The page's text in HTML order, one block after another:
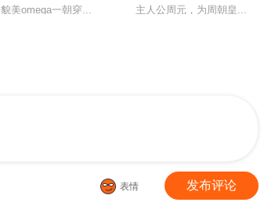
貌美omega一朝穿... 主人公周元，为周朝皇...
表情 发布评论